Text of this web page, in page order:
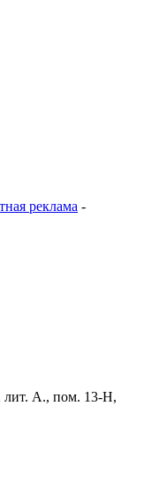
реклама -
лит. А., пом. 13-Н,